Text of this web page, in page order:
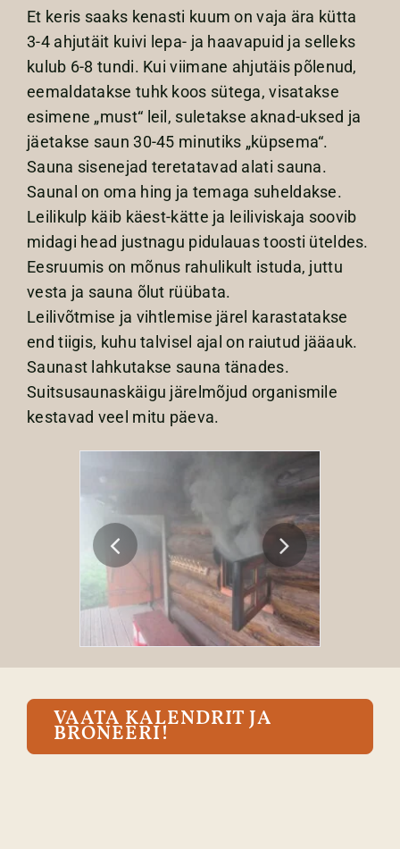
Et keris saaks kenasti kuum on vaja ära kütta
3-4 ahjutäit kuivi lepa- ja haavapuid ja selleks
kulub 6-8 tundi. Kui viimane ahjutäis põlenud,
eemaldatakse tuhk koos sütega, visatakse
esimene „must“ leil, suletakse aknad-uksed ja
jäetakse saun 30-45 minutiks „küpsema“.
Sauna sisenejad teretatavad alati sauna.
Saunal on oma hing ja temaga suheldakse.
Leilikulp käib käest-kätte ja leiliviskaja soovib
midagi head justnagu pidulauas toosti üteldes.
Eesruumis on mõnus rahulikult istuda, juttu
vesta ja sauna õlut rüübata.
Leilivõtmise ja vihtlemise järel karastatakse
end tiigis, kuhu talvisel ajal on raiutud jääauk.
Saunast lahkutakse sauna tänades.
Suitsusaunaskäigu järelmõjud organismile
kestavad veel mitu päeva.
VAATA KALENDRIT JA
BRONEERI!